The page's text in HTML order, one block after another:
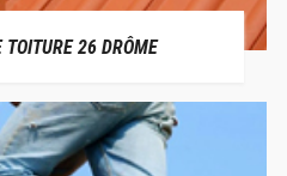
TOITURE 26 DRÔME